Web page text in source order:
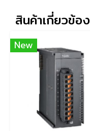
สินค้าเกี่ยวข้อง
New